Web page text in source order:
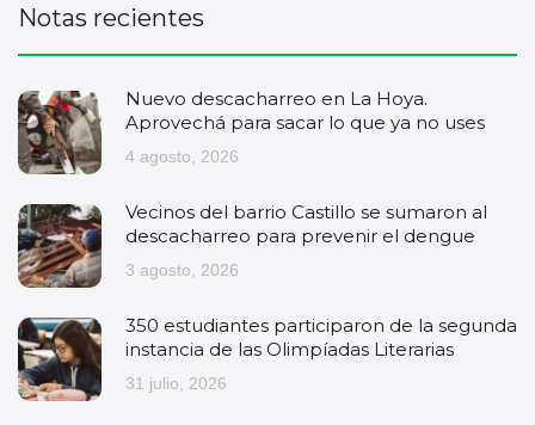
Notas recientes
Nuevo descacharreo en La Hoya.
Aprovechá para sacar lo que ya no uses
4 agosto, 2026
Vecinos del barrio Castillo se sumaron al
descacharreo para prevenir el dengue
3 agosto, 2026
350 estudiantes participaron de la segunda
instancia de las Olimpíadas Literarias
31 julio, 2026